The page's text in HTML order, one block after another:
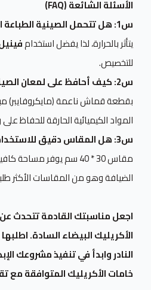
الأسئلة الشائعة (FAQ)
س1: هل تتحمل الصينية الطباعة الحرارية؟
يتأثر بالحرارة، لذا يفضل استخدام
للتخصيص.
س2: كيف أحافظ على لمعان الصينية السادة؟
بقطعة قماش ناعمة (مايكروفايبر)
المواد الكيميائية الحارقة للحفاظ على
س3: هل المقاس دقيق للاستخدام في التوزيعات؟
مقاس 30 * 40 سم يوفر
الضيافة وهو من المقاسات الأكثر
اجعل مناسبتك القادمة تتحدث
الأكريليك البيضاء السادة.
النادر وابدأ في تنفيذ مشروعك
خامات الأكريليك المتوافقة مع